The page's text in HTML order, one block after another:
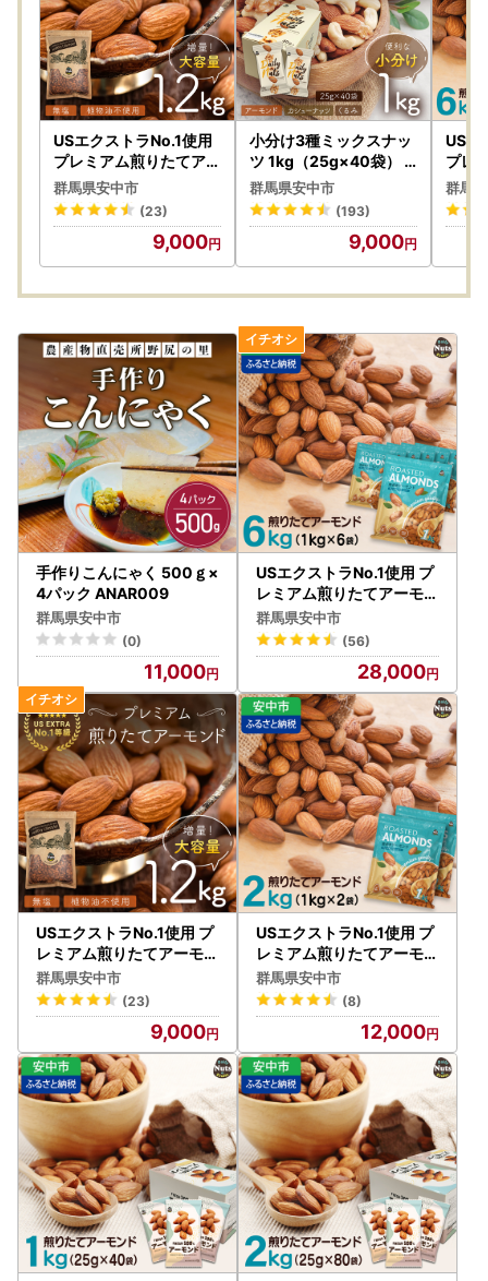
USエクストラNo.1使用
プレミアム煎りたてアー
モンド 1.2kg ANAL003
/ ナッツ 素焼きアーモン
ド 無添加 ドライロース
ト カリフォルニア堅果
産地直輸入 無塩 添加物
やつ 大容量 ふるさと納
税ナッツ 業務用 ダイエ
ット 群馬県 安中市 送料
無料
群馬県安中市
(23)
9,000
小分け3種ミックスナッ
ツ 1kg（25g×40袋） A
NAL009 / くるみ アー
モンド カシューナッツ
ナッツ ミックスナッツ
素焼きアーモンド 無添
加 ドライロースト カリ
植物油不使用 防災食品
防災用 非常食 保存食備
蓄食 なっつ あーもんど
かしゅーなっつ MIX み
っくすなっつ おつまみ
おやつ 大容量 ふるさと
納税ナッツ 業務用
群馬県安中市
(193)
9,000
USエ
プレ
モン
ナッ
ド 無
産地
やつ
税ナッ
ット
無料
群馬
手作りこんにゃく 500ｇ×
4パック ANAR009
群馬県安中市
(0)
11,000
USエクストラNo.1使用 プ
レミアム煎りたてアーモン
ド 6kg ANAL001 / ナッツ
素焼きアーモンド 無添加
ドライロースト カリフォ
ルニア堅果 産地直輸入 無
塩 添加物不使用 植物油不
使用 防災食品 防災用 非常
食 保存食 備蓄食 おつまみ
おやつ 大容量ふるさと納
税ナッツ 業務用 ダイエッ
ト 群馬県 安中市 送料無料
群馬県安中市
(56)
28,000
USエクストラNo.1使用 プ
レミアム煎りたてアーモン
ド 1.2kg ANAL003 / ナッ
ツ 素焼きアーモンド 無添
加 ドライロースト カリフ
ォルニア堅果 産地直輸入
無塩 添加物不使用 植物油
不使用 防災食品 防災用 非
常食 保存食 備蓄食 おつま
み おやつ 大容量 ふるさと
納税ナッツ 業務用 ダイエ
ット 群馬県 安中市 送料無
料
群馬県安中市
(23)
9,000
USエクストラNo.1使用 プ
レミアム煎りたてアーモン
ド 2kg ANAL002 / ナッツ
素焼きアーモンド 無添加
ドライロースト カリフォ
ルニア堅果 産地直輸入 無
塩 添加物不使用 植物油不
使用 防災食品 防災用 非常
食 保存食 備蓄食 おつまみ
おやつ 大容量ふるさと納
税ナッツ 業務用 ダイエッ
ト 群馬県 安中市 送料無料
群馬県安中市
(8)
12,000